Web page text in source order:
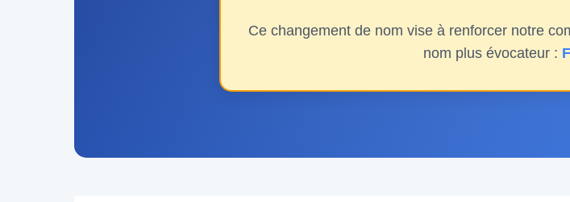
Ce changement de nom vise à renforcer notre
nom plus évocateur :